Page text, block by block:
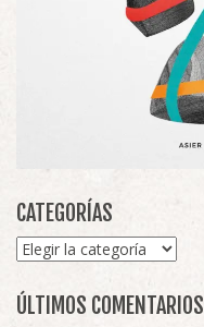
CATEGORÍAS
Categorías
ÚLTIMOS COMENTARIOS